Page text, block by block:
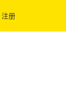
注册